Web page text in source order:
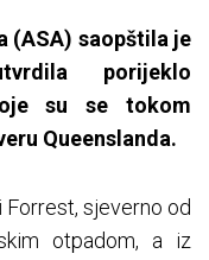
(ASA) saopštila je
porijeklo
su se tokom
Queenslanda.
sjeverno od
otpadom, a iz